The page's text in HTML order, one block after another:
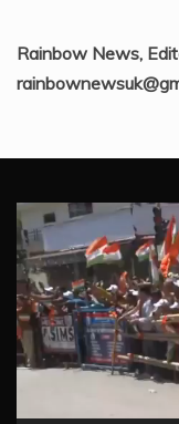
Rainbow News,
Video
Player